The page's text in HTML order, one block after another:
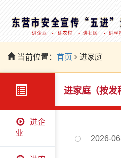
当前位置： 首页 进家庭
进企
业
进家庭（按发
2026-